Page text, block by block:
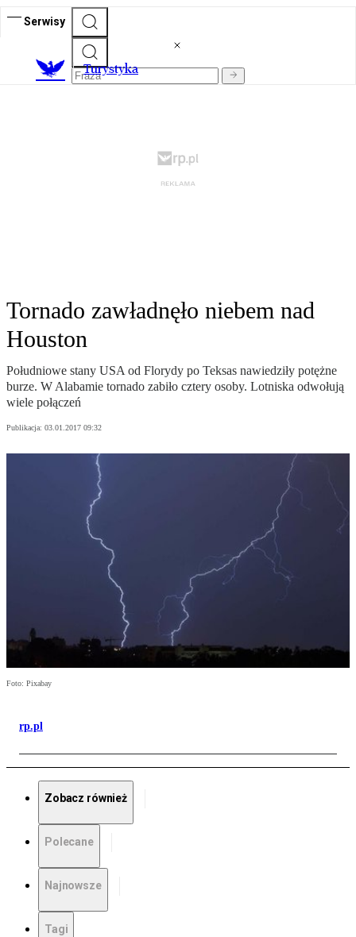
Serwisy
Turystyka
Tornado zawładnęło niebem nad
Houston
Południowe stany USA od Florydy po Teksas nawiedziły potężne
burze. W Alabamie tornado zabiło cztery osoby. Lotniska odwołują
wiele połączeń
Publikacja: 03.01.2017 09:32
Foto: Pixabay
rp.pl
Zobacz również
Polecane
Najnowsze
Tagi